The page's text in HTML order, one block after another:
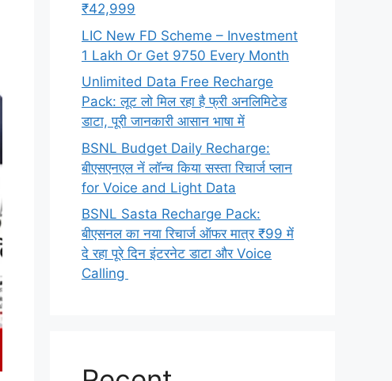
₹42,999
LIC New FD Scheme – Investment
1 Lakh Or Get 9750 Every Month
Unlimited Data Free Recharge
Pack: लूट लो मिल रहा है फ्री अनलिमिटेड
डाटा, पूरी जानकारी आसान भाषा में
BSNL Budget Daily Recharge:
बीएसएनएल नें लॉन्च किया सस्ता रिचार्ज प्लान
for Voice and Light Data
BSNL Sasta Recharge Pack:
बीएसनल का नया रिचार्ज ऑफर मात्र ₹99 में
दे रहा पूरे दिन इंटरनेट डाटा और Voice
Calling